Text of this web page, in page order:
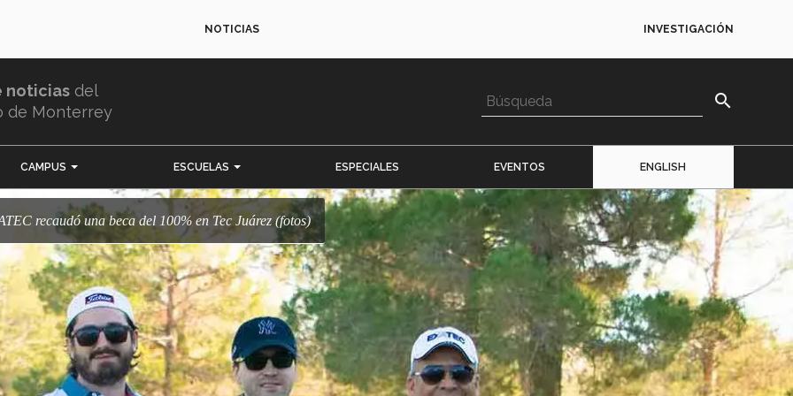
NOTICIAS INVESTIGACIÓN
noticias del
de Monterrey
search
CAMPUS ESCUELAS ESPECIALES EVENTOS ENGLISH
recaudó una beca del 100% en Tec Juárez (fotos)